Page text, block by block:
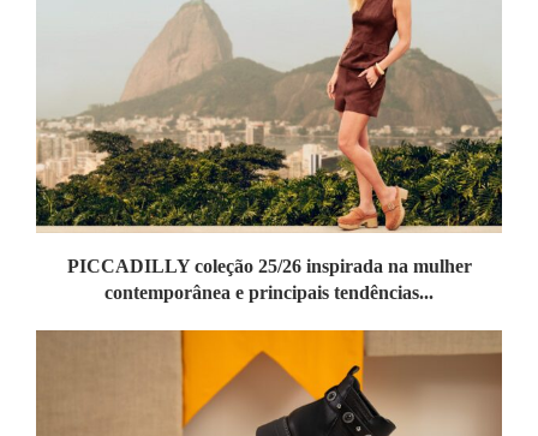
PICCADILLY coleção 25/26 inspirada na mulher
contemporânea e principais tendências...